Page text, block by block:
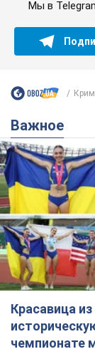
Красавица
чемпионате
Видео
Наша
10 часов назад
Бритни
красоты и
неудачной
так почти
Заметный